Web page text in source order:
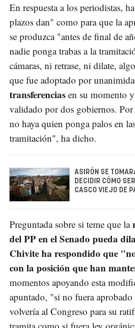
En respuesta a los periodistas,
plazos dan" como para que la
se produzca "antes de final de
nadie ponga trabas a la
cámaras, ni retrase, ni dilate,
que fue adoptado por
transferencias en su momento
validado por dos gobiernos.
no haya quien ponga palos en
tramitación", ha dicho.
ASIRÓN SE
DECIDIR CÓMO
CASCO VIEJO DE
Preguntada sobre si teme que la
del PP en el Senado pueda
Chivite ha respondido que
con la posición que han
momentos apoyando esta
apuntado, "si no fuera aprobado
volvería al Congreso para su